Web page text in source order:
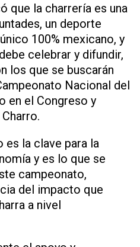
que la charrería es una
un deporte
100% mexicano, y
celebrar y difundir,
los que se buscarán
Nacional del
en el Congreso y
la clave para la
y es lo que se
campeonato,
del impacto que
a nivel